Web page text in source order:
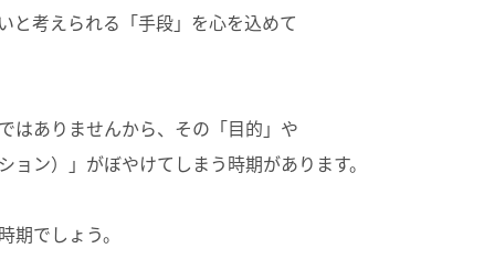
と考えられる「手段」を心を込めて
はありませんから、その「目的」や
ョン）」がぼやけてしまう時期があります。
期でしょう。